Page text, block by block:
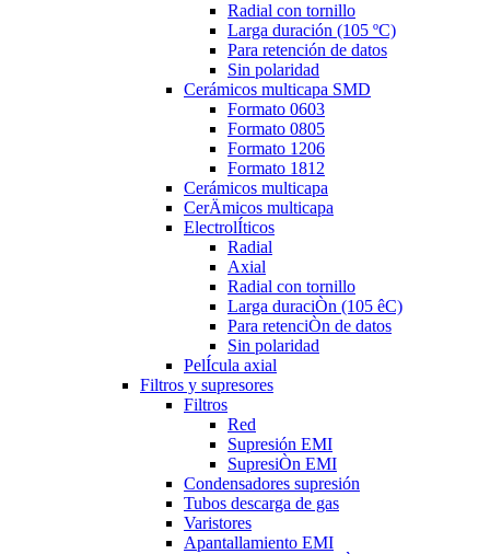
Radial con tornillo
Larga duración (105 ºC)
Para retención de datos
Sin polaridad
Cerámicos multicapa SMD
Formato 0603
Formato 0805
Formato 1206
Formato 1812
Cerámicos multicapa
CerÄmicos multicapa
ElectrolÍticos
Radial
Axial
Radial con tornillo
Larga duraciÒn (105 êC)
Para retenciÒn de datos
Sin polaridad
PelÍcula axial
Filtros y supresores
Filtros
Red
Supresión EMI
SupresiÒn EMI
Condensadores supresión
Tubos descarga de gas
Varistores
Apantallamiento EMI